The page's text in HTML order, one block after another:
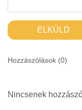
ELKÜLD
Hozzászólások (0)
Nincsenek